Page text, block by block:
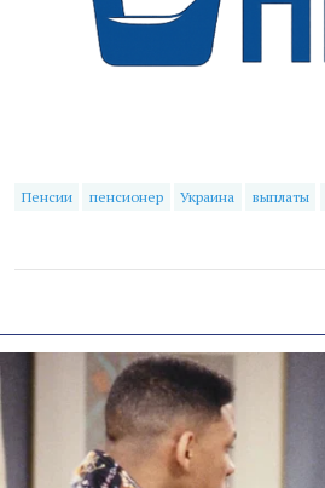
Пенсии пенсионер Украина выплаты